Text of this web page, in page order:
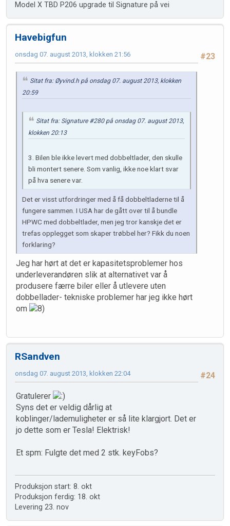
Model X TBD P206 upgrade til Signature på vei
Havebigfun
#23
onsdag 07. august 2013, klokken 21:56
Sitat fra: Øyvind.h på onsdag 07. august 2013, klokken
20:59
Sitat fra: Signature #280 på onsdag 07. august 2013,
klokken 20:13
3. Bilen ble ikke levert med dobbeltlader, den skulle
bli montert senere. Som vanlig, ikke noe klart svar
på hva senere var.
Det er visst utfordringer med å få dobbeltladerne til å
fungere sammen. I USA har de gått over til å bundle
HPWC med dobbeltlader, men jeg tror kanskje det er
trefas opplegget som skaper trøbbel her? Fikk du noen
forklaring?
Jeg har hørt at det er kapasitetsproblemer hos
underleverandøren slik at alternativet var å
produsere færre biler eller å utlevere uten
dobbellader- tekniske problemer har jeg ikke hørt
om
RSandven
#24
onsdag 07. august 2013, klokken 22:04
Gratulerer
Syns det er veldig dårlig at
koblinger/lademuligheter er så lite klargjort. Det er
jo dette som er Tesla! Elektrisk!
Et spm: Fulgte det med 2 stk. keyFobs?
Produksjon start: 8. okt
Produksjon ferdig: 18. okt
Levering 23. nov